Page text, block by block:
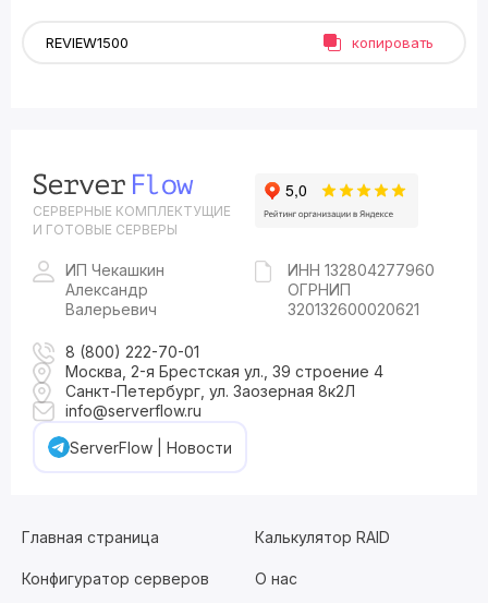
копировать
СЕРВЕРНЫЕ КОМПЛЕКТУЩИЕ
И ГОТОВЫЕ СЕРВЕРЫ
ИП Чекашкин
Александр
Валерьевич
ИНН 132804277960
ОГРНИП
320132600020621
8 (800) 222-70-01
Москва, 2-я Брестская ул., 39 строение 4
Санкт-Петербург, ул. Заозерная 8к2Л
info@serverflow.ru
ServerFlow | Новости
Главная страница Калькулятор RAID
Конфигуратор серверов О нас